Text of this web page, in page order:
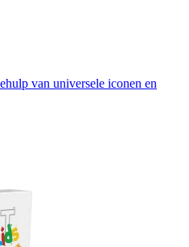
van universele iconen en